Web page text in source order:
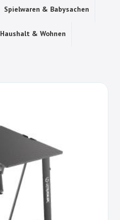
Spielwaren & Babysachen
Haushalt & Wohnen